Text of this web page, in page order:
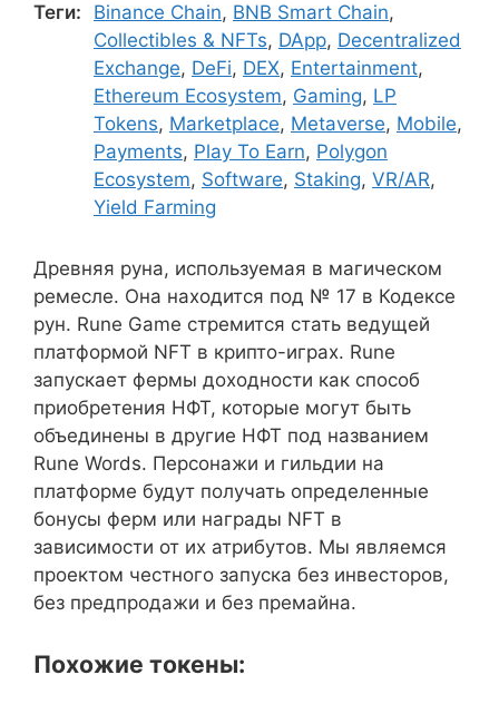
Теги:
Binance Chain, BNB Smart Chain,
Collectibles & NFTs, DApp, Decentralized
Exchange, DeFi, DEX, Entertainment,
Ethereum Ecosystem, Gaming, LP
Tokens, Marketplace, Metaverse, Mobile,
Payments, Play To Earn, Polygon
Ecosystem, Software, Staking, VR/AR,
Yield Farming
Древняя руна, используемая в магическом
ремесле. Она находится под № 17 в Кодексе
рун. Rune Game стремится стать ведущей
платформой NFT в крипто-играх. Rune
запускает фермы доходности как способ
приобретения НФТ, которые могут быть
объединены в другие НФТ под названием
Rune Words. Персонажи и гильдии на
платформе будут получать определенные
бонусы ферм или награды NFT в
зависимости от их атрибутов. Мы являемся
проектом честного запуска без инвесторов,
без предпродажи и без премайна.
Похожие токены: